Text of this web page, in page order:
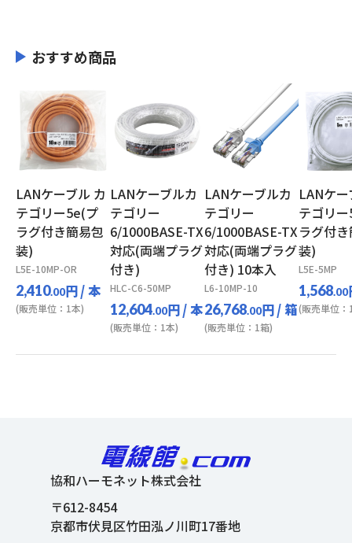
おすすめ商品
LANケーブル カ
テゴリー5e(プ
ラグ付き簡易包
装)
L5E-10MP-OR
2,410.00円/ 本
(販売単位：1本)
LANケーブルカ
テゴリー
6/1000BASE-TX
対応(両端プラグ
付き)
HLC-C6-50MP
12,604.00円/ 本
(販売単位：1本)
LANケーブルカ
テゴリー
6/1000BASE-TX
対応(両端プラグ
付き) 10本入
L6-10MP-10
26,768.00円/ 箱
(販売単位：1箱)
LANケ
テゴリ
ラグ付
装)
L5E-5MP
1,568.00
(販売単位：
協和ハーモネット株式会社
〒612-8454
京都市伏見区竹田泓ノ川町17番地